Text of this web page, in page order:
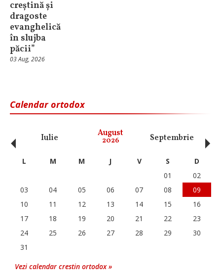
creștină și
dragoste
evanghelică
în slujba
păcii”
03 Aug, 2026
Calendar ortodox
Iulie August
2026 Septembrie
‹ L M M J V S
D
01
02
03
04 05 06 07 08
09
10
11 12 13 14 15
16
17
18 19 20 21 22
23
24
25 26 27 28 29
30
31
Vezi calendar crestin ortodox »